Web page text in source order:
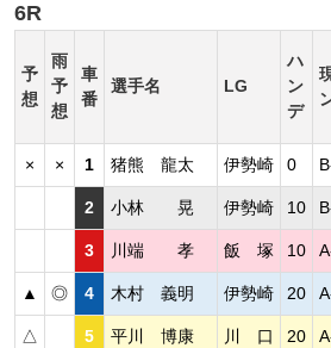
6R
予
想
雨
予
想
車
番
選手名 LG
ハ
ン
デ
× × 1 猪熊 龍太 伊勢崎 0
2 小林 晃 伊勢崎 10
3 川端 孝 飯 塚 10
▲ ◎ 4 木村 義明 伊勢崎 20
△ 5 平川 博康 川 口 20